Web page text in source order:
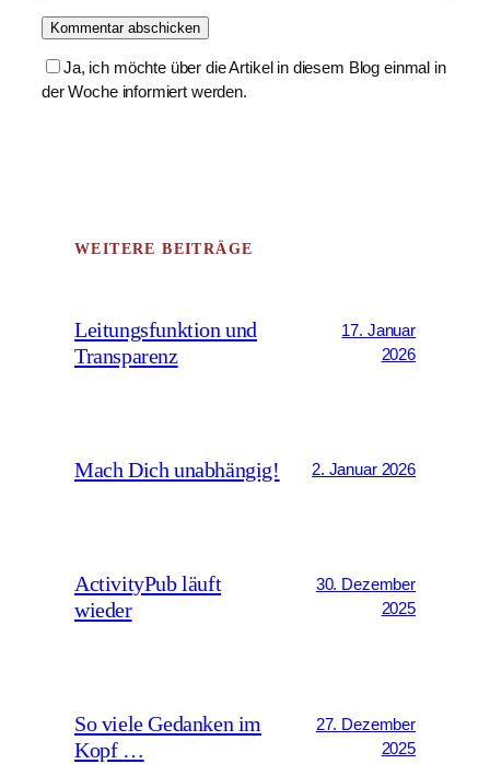
Ja, ich möchte über die Artikel in diesem Blog einmal in
der Woche informiert werden.
WEITERE BEITRÄGE
Leitungsfunktion und
Transparenz
17. Januar
2026
Mach Dich unabhängig! 2. Januar 2026
ActivityPub läuft
wieder
30. Dezember
2025
So viele Gedanken im
Kopf …
27. Dezember
2025